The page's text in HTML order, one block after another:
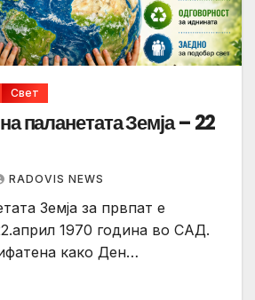
Свет
паланетата Земја – 22
RADOVIS NEWS
Земја за првпат е
1970 година во САД.
како Ден…